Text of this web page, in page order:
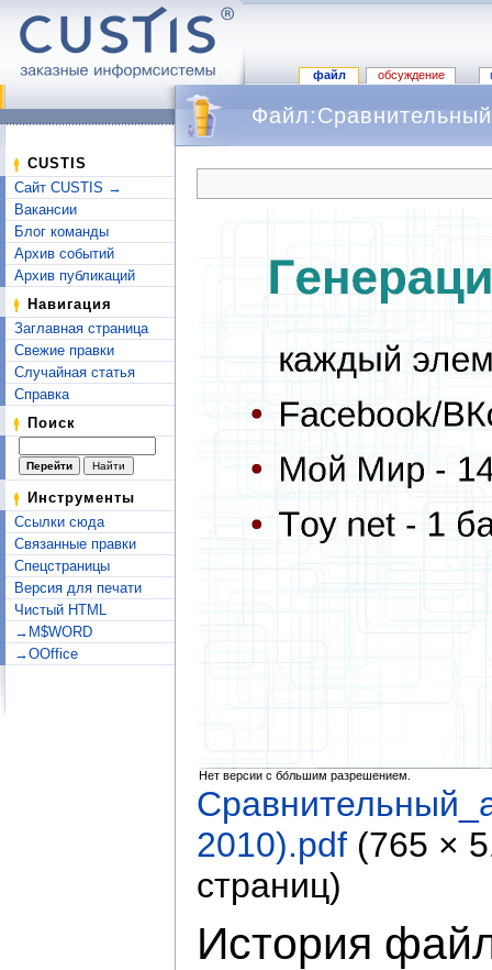
файл обсуждение
CUSTIS
Сайт CUSTIS →
Вакансии
Блог команды
Архив событий
Архив публикаций
Навигация
Заглавная страница
Свежие правки
Случайная статья
Справка
Поиск
Инструменты
Ссылки сюда
Связанные правки
Спецстраницы
Версия для печати
Чистый HTML
→M$WORD
→OOffice
Нет версии с бо́льшим разрешением.
2010).pdf (765 ×
страниц)
История